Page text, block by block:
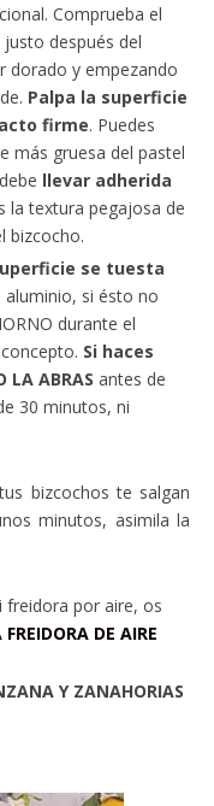
Comprueba el
después del
dorado y empezando
Palpa la superficie
firme. Puedes
más gruesa del pastel
llevar adherida
la textura pegajosa de
bizcocho.
se tuesta
aluminio, si ésto no
durante el
Si haces
ABRAS antes de
30 minutos, ni
bizcochos te salgan
minutos, asimila la
freidora por aire, os
DE AIRE
Y ZANAHORIAS